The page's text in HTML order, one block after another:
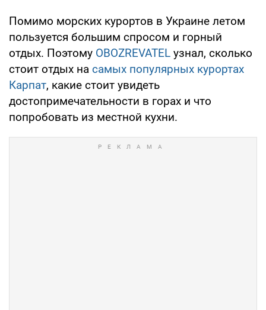
Помимо морских курортов в Украине летом
пользуется большим спросом и горный
отдых. Поэтому OBOZREVATEL узнал, сколько
стоит отдых на самых популярных курортах
Карпат, какие стоит увидеть
достопримечательности в горах и что
попробовать из местной кухни.